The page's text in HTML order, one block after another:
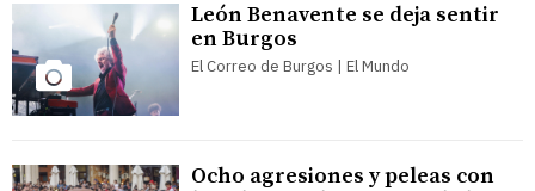
León Benavente se deja sentir
en Burgos
El Correo de Burgos | El Mundo
Ocho agresiones y peleas con